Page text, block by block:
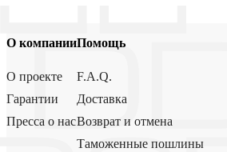
О компании
О проекте
Гарантии
Пресса о нас
Помощь
F.A.Q.
Доставка
Возврат и отмена
Таможенные пошлины